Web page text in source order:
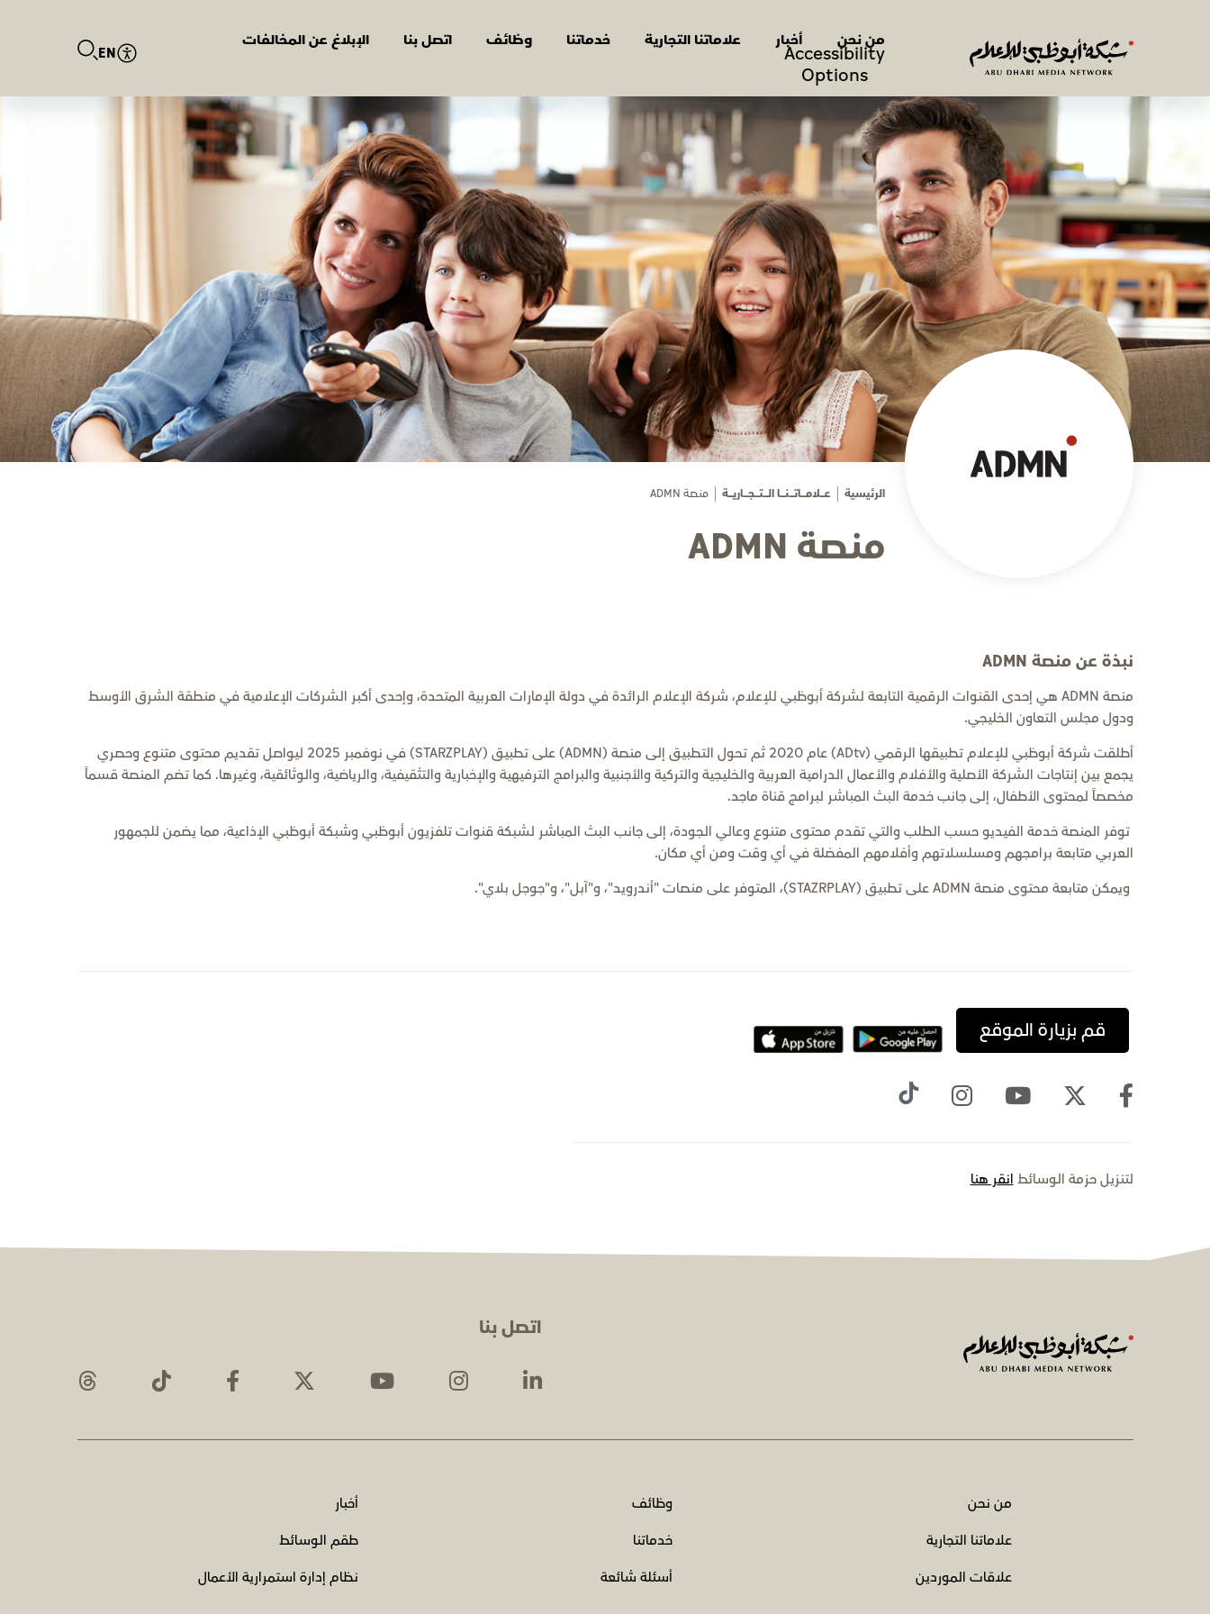
من نحن أخبار علاماتنا التجارية خدماتنا وظائف اتصل بنا الإبلاغ عن المخالفات
Accessibility
Options
EN
الرئيسية عـــــلامـــــاتـــــنـــــا الـــــتـــــجـــــاريـــــة منصة ADMN
منصة ADMN
نبذة عن منصة ADMN
منصة ADMN هي إحدى القنوات الرقمية التابعة لشركة أبوظبي للإعلام، شركة الإعلام الرائدة في دولة الإمارات العربية المتحدة، وإحدى أكبر الشركات الإعلامية في منطقة الشرق الأوسط
ودول مجلس التعاون الخليجي.
أطلقت شركة أبوظبي للإعلام تطبيقها الرقمي (ADtv) عام 2020 ثم تحول التطبيق إلى منصة (ADMN) على تطبيق (STARZPLAY) في نوفمبر 2025 ليواصل تقديم محتوى متنوع وحصري
يجمع بين إنتاجات الشركة الأصلية والأفلام والأعمال الدرامية العربية والخليجية والتركية والأجنبية والبرامج الترفيهية والإخبارية والتثقيفية، والرياضية، والوثائقية، وغيرها. كما تضم المنصة قسماً
مخصصاً لمحتوى الأطفال، إلى جانب خدمة البث المباشر لبرامج قناة ماجد.
توفر المنصة خدمة الفيديو حسب الطلب والتي تقدم محتوى متنوع وعالي الجودة، إلى جانب البث المباشر لشبكة قنوات تلفزيون أبوظبي وشبكة أبوظبي الإذاعية، مما يضمن للجمهور
العربي متابعة برامجهم ومسلسلاتهم وأفلامهم المفضلة في أي وقت ومن أي مكان.
ويمكن متابعة محتوى منصة ADMN على تطبيق (STAZRPLAY)، المتوفر على منصات "أندرويد"، و"آبل"، و"جوجل بلاي".
قم بزيارة الموقع
لتنزيل حزمة الوسائطانقر هنا
اتصل بنا
من نحن وظائف
أخبار
علاماتنا التجارية
خدماتنا
طقم الوسائط
علاقات الموردين
أسئلة شائعة نظام إدارة استمرارية الأعمال